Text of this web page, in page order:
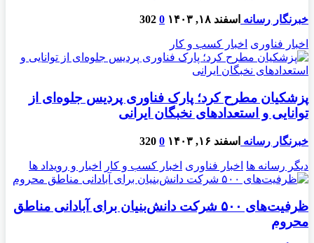
خبرنگار رسانه اسفند ۱۸, ۱۴۰۳ 0
302
اخبار فناوری اخبار کسب و کار
پزشکیان مطرح کرد؛ پارک فناوری پردیس جلوه‌ای از
توانایی و استعدادهای نخبگان ایرانی
خبرنگار رسانه اسفند ۱۶, ۱۴۰۳ 0
320
دیگر رسانه ها اخبار فناوری اخبار کسب و کار اخبار و رویداد ها
ظرفیت‌های ۵۰۰ شرکت دانش‌بنیان برای آبادانی مناطق
محروم